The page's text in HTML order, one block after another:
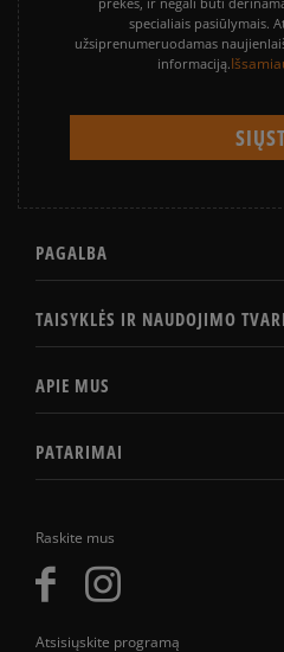
Raskite mus
Atsisiųskite programą
specialiais pasiūlymais.
užsiprenumeruodamas
informaciją.
PAGALBA
TAISYKLĖS IR NAUDOJIMO
APIE MUS
PATARIMAI